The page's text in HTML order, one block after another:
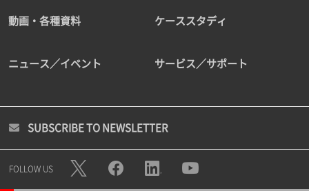
動画・各種資料 ケーススタディ
ニュース／イベント サービス／サポート
SUBSCRIBE TO NEWSLETTER
FOLLOW US